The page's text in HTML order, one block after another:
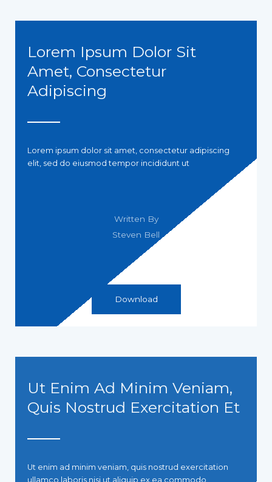
Lorem Ipsum Dolor Sit
Amet, Consectetur
Adipiscing
Lorem ipsum dolor sit amet, consectetur adipiscing
elit, sed do eiusmod tempor incididunt ut
Written By
Steven Bell
Download
Ut Enim Ad Minim Veniam,
Quis Nostrud Exercitation Et
Ut enim ad minim veniam, quis nostrud exercitation
ullamco laboris nisi ut aliquip ex ea commodo